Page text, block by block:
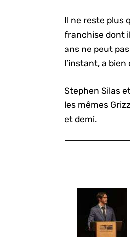
Il ne reste plus
franchise dont
ans ne peut
l’instant, a
Stephen Silas
les mêmes
et demi.